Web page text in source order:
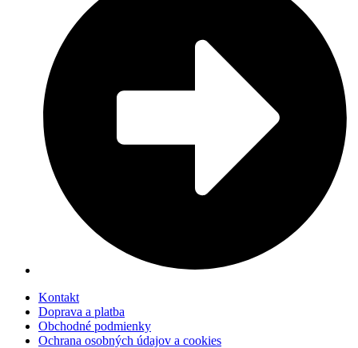
Kontakt
Doprava a platba
Obchodné podmienky
Ochrana osobných údajov a cookies